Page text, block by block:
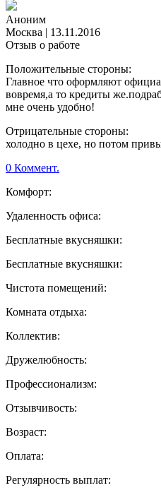
Аноним
Москва | 13.11.2016
Отзыв о работе
Положительные стороны:
Главное что оформляют
вовремя,а то кредиты
мне очень удобно!
Отрицательные стороны:
холодно в цехе, но потом
0 Коммент.
Комфорт:
Удаленность офиса:
Бесплатные вкусняшки:
Бесплатные вкусняшки:
Чистота помещений:
Комната отдыха:
Коллектив:
Дружелюбность:
Профессионализм:
Отзывчивость:
Возраст:
Оплата:
Регулярность выплат: